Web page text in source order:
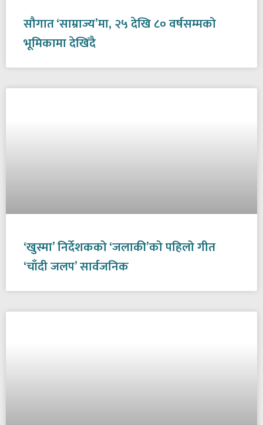
सौगात ‘साम्राज्य’मा, २५ देखि ८० वर्षसम्मको
भूमिकामा देखिँदै
‘खुस्मा’ निर्देशकको ‘जलाकी’को पहिलो गीत
‘चाँदी जलप’ सार्वजनिक